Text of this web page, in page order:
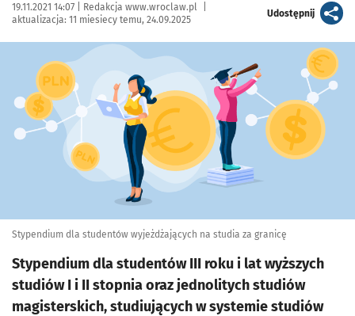
Data publikacji:
19.11.2021 14:07 | Autor:
Redakcja www.wroclaw.pl
aktualizacja: 11 miesiecy temu, 24.09.2025
Udostępnijartykuł
Kliknij, aby powiększyć
Stypendium dla studentów wyjeżdżających na studia za granicę
Stypendium dla studentów III roku i lat wyższych
studiów I i II stopnia oraz jednolitych studiów
magisterskich, studiujących w systemie studiów